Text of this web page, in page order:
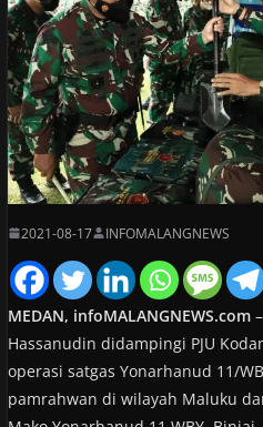
2021-08-17 INFOMALANGNEWS
MEDAN, infoMALANGNEWS.com–
Hassanudin didampingi PJU
operasi satgas Yonarhanud 11/
pamrahwan di wilayah Maluku